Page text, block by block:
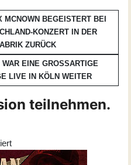
BEGEISTERT BEI
KONZERT IN DER
ZURÜCK
EINE GROSSARTIGE S
LIVE IN KÖLN WEITER
teilnehmen.